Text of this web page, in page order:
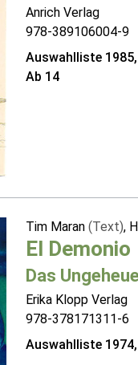
Anrich Verlag
978-389106004-9
Auswahlliste
Ab 14
Tim Maran (Text),
El Demonio
Das
Erika Klopp Verlag
978-378171311-6
Auswahlliste